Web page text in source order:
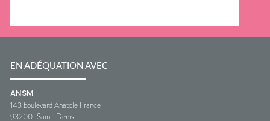
EN ADÉQUATION AVEC
ANSM
143 boulevard Anatole France
93200 Saint-Denis